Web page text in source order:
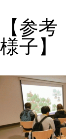
【参
様子】